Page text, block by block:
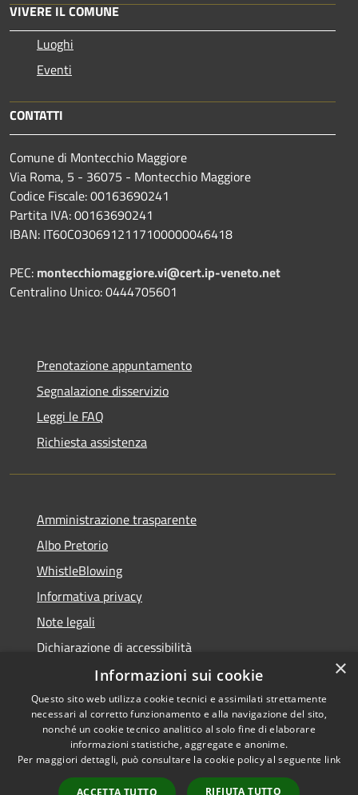
VIVERE IL COMUNE
Luoghi
Eventi
CONTATTI
Comune di Montecchio Maggiore
Via Roma, 5 - 36075 - Montecchio Maggiore
Codice Fiscale: 00163690241
Partita IVA: 00163690241
IBAN: IT60C0306912117100000046418
PEC: montecchiomaggiore.vi@cert.ip-veneto.net
Centralino Unico: 0444705601
Prenotazione appuntamento
Segnalazione disservizio
Leggi le FAQ
Richiesta assistenza
Amministrazione trasparente
Albo Pretorio
WhistleBlowing
Informativa privacy
Note legali
Dichiarazione di accessibilità
Accessibilità
Privacy
Copyright © 2026 • Città di
Montecchio Maggiore •
Powered byMunicipium •
Accesso redazione
×
Informazioni sui cookie
Questo sito web utilizza cookie tecnici e assimilati strettamente
necessari al corretto funzionamento e alla navigazione del sito,
nonché un cookie tecnico analitico al solo fine di elaborare
informazioni statistiche, aggregate e anonime.
Per maggiori dettagli, può consultare la cookie policy al seguente link
ACCETTA TUTTO RIFIUTA TUTTO